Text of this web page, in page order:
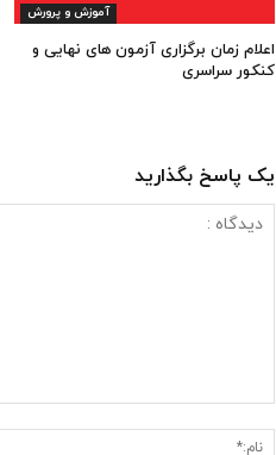
آموزش و پرورش
اعلام زمان برگزاری آزمون های نهایی و
کنکور سراسری
یک پاسخ بگذارید